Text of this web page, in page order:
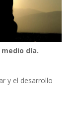
día.
y el desarrollo